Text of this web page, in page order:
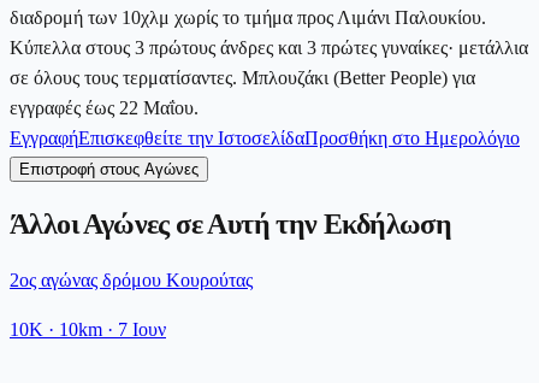
διαδρομή των 10χλμ χωρίς το τμήμα προς Λιμάνι Παλουκίου.
Κύπελλα στους 3 πρώτους άνδρες και 3 πρώτες γυναίκες· μετάλλια
σε όλους τους τερματίσαντες. Μπλουζάκι (Better People) για
εγγραφές έως 22 Μαΐου.
ΕγγραφήΕπισκεφθείτε την ΙστοσελίδαΠροσθήκη στο Ημερολόγιο
Επιστροφή στους Αγώνες
Άλλοι Αγώνες σε Αυτή την Εκδήλωση
2ος αγώνας δρόμου Κουρούτας
10K · 10km · 7 Ιουν